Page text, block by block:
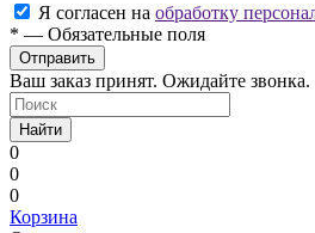
Я согласен на обработку
* — Обязательные поля
Ваш заказ принят. Ожидайте звонка.
Найти
0
0
0
Корзина